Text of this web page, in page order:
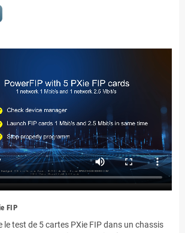
FIP
le test de 5 cartes PXie FIP dans un chassis